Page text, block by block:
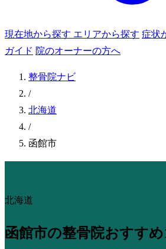
現在地から探す エリアから探す 症状
ガイド 院のオーナーの方へ
整骨院ナビ
/
北海道
/
函館市
北海道
函館市の整骨院おすすめ